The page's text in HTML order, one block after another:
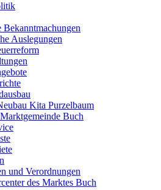
Auslegungen
Kita Purzelbaum
Buch
und Verordnungen
des Marktes Buch